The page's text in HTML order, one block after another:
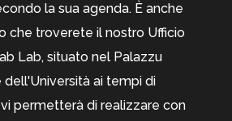
la sua agenda. È anche
che troverete il nostro Ufficio
Lab, situato nel Palazzu
dell'Università ai tempi di
permetterà di realizzare con